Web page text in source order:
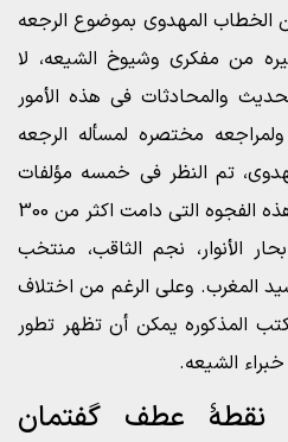
الخطاب المهدوی بموضوع الرجعه
من مفکری وشیوخ الشیعه، لا
والمحادثات فی هذه الأمور
مختصره لمسأله الرجعه
تم النظر فی خمسه مؤلفات
لشیوخ وکبار الشیعه فی هذه الفجوه التی دامت اکثر من 300
الأنوار، نجم الثاقب، منتخب
المغرب. وعلى الرغم من اختلاف
المذکوره یمکن أن تظهر تطور
الشیعه.
عطف گفتمان